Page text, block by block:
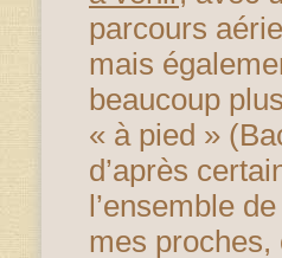
parcours
mais
beaucoup
« à pied »
d’après
l’ensemble
mes proches,